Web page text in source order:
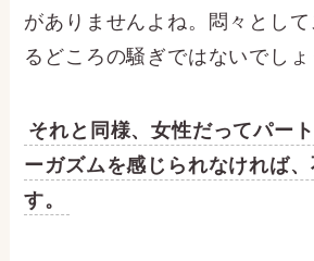
がありませんよね。悶々とし
るどころの騒ぎではないでしょ
それと同様、女性だってパー
ーガズムを感じられなければ
す。